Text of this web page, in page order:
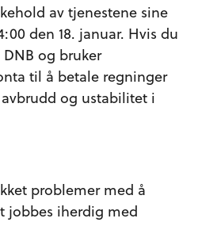
av tjenestene sine
den 18. januar. Hvis du
og bruker
til å betale regninger
og ustabilitet i
problemer med å
jobbes iherdig med